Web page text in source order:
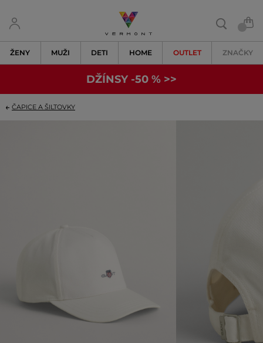
ŽENY MUŽI DETI HOME OUTLET ZNAČKY
DŽÍNSY -50 % >>
ČAPICE A ŠILTOVKY